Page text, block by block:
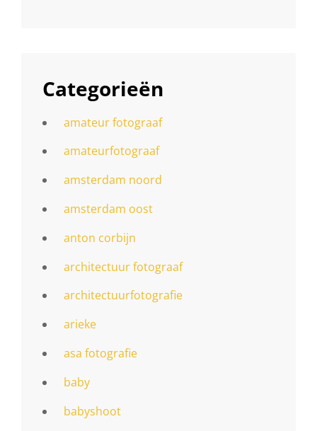
Categorieën
amateur fotograaf
amateurfotograaf
amsterdam noord
amsterdam oost
anton corbijn
architectuur fotograaf
architectuurfotografie
arieke
asa fotografie
baby
babyshoot